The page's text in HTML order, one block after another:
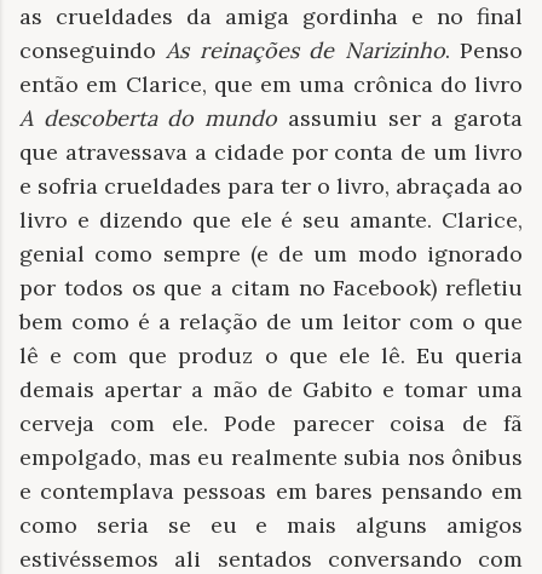
as crueldades da amiga gordinha e no final
conseguindoAs reinações de Narizinho. Penso
então em Clarice, que em uma crônica do livro
A descoberta do mundo assumiu ser a garota
que atravessava a cidade por conta de um livro
e sofria crueldades para ter o livro, abraçada ao
livro e dizendo que ele é seu amante. Clarice,
genial como sempre (e de um modo ignorado
por todos os que a citam no Facebook) refletiu
bem como é a relação de um leitor com o que
lê e com que produz o que ele lê. Eu queria
demais apertar a mão de Gabito e tomar uma
cerveja com ele. Pode parecer coisa de fã
empolgado, mas eu realmente subia nos ônibus
e contemplava pessoas em bares pensando em
como seria se eu e mais alguns amigos
estivéssemos ali sentados conversando com